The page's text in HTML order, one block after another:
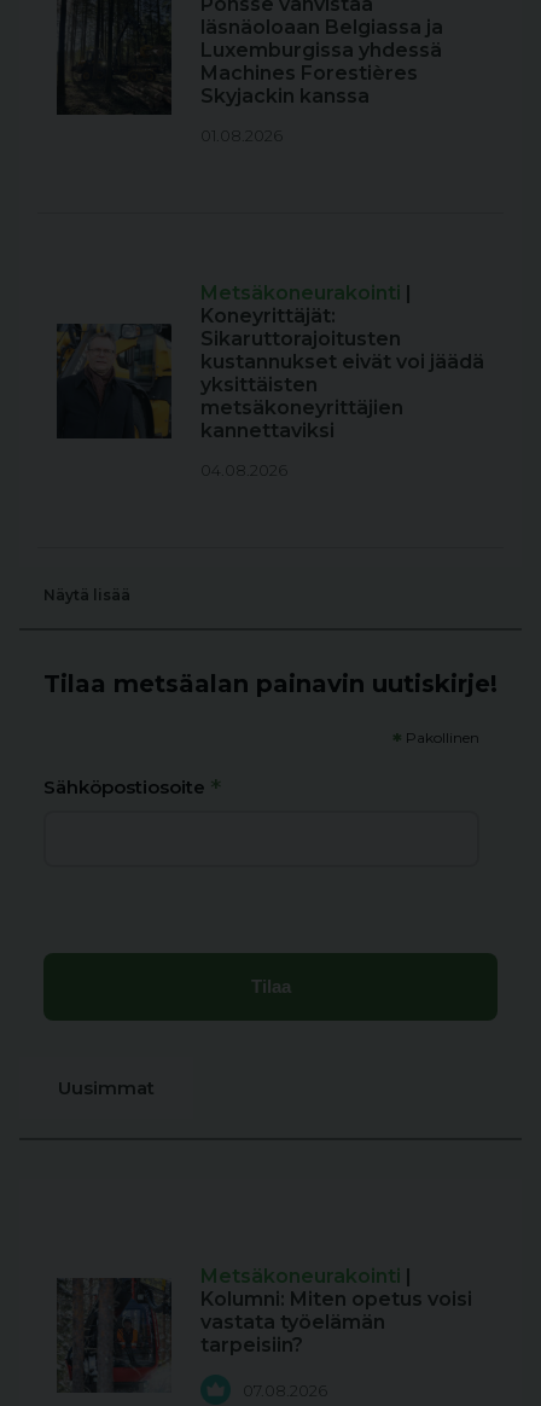
läsnäoloaan Belgiassa ja
Luxemburgissa yhdessä
Machines Forestières
Skyjackin kanssa
01.08.2026
Metsäkoneurakointi |
Koneyrittäjät:
Sikaruttorajoitusten
kustannukset eivät voi jäädä
yksittäisten
metsäkoneyrittäjien
kannettaviksi
04.08.2026
Näytä lisää
Tilaa metsäalan painavin uutiskirje!
* Pakollinen
Sähköpostiosoite *
Uusimmat
Metsäkoneurakointi
Kolumni: Miten opetus voisi
vastata työelämän
tarpeisiin?
07.08.2026